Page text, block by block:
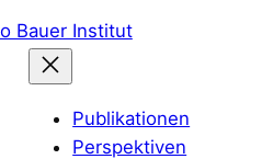
Publikationen
Perspektiven